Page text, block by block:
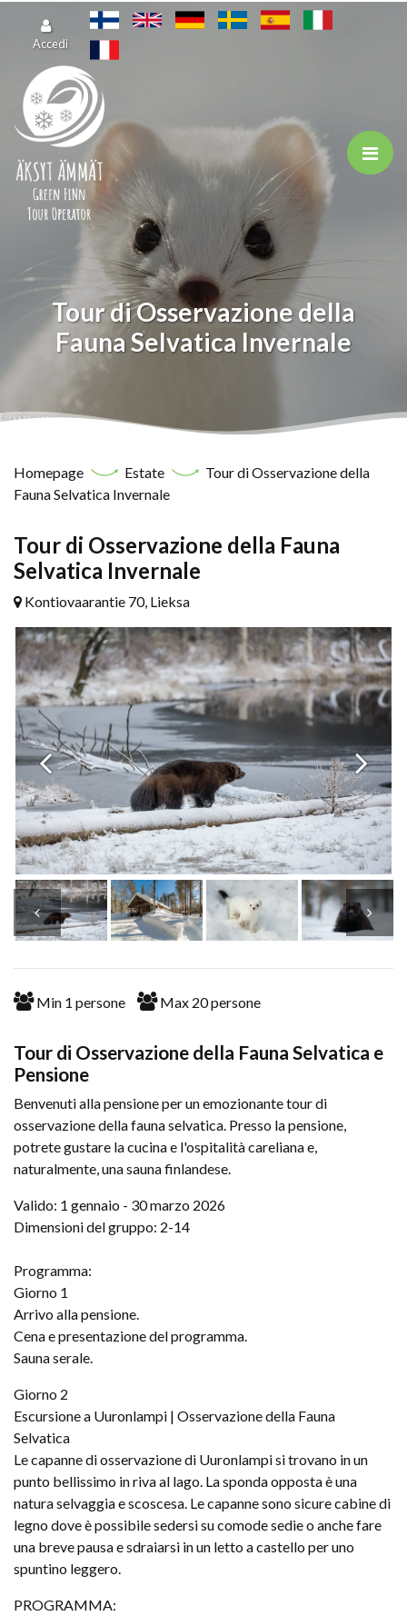
Vai al contenuto principale
Accedi
Tour di Osservazione della
Fauna Selvatica Invernale
Homepage Estate
Tour di Osservazione della
Fauna Selvatica Invernale
Tour di Osservazione della Fauna
Selvatica Invernale
Kontiovaarantie 70, Lieksa
Min 1 persone Max 20persone
Tour di Osservazione della Fauna Selvatica e
Pensione
Benvenuti alla pensione per un emozionante tour di
osservazione della fauna selvatica. Presso la pensione,
potrete gustare la cucina e l'ospitalità careliana e,
naturalmente, una sauna finlandese.
Valido: 1 gennaio - 30 marzo 2026
Dimensioni del gruppo: 2-14
Programma:
Giorno 1
Arrivo alla pensione.
Cena e presentazione del programma.
Sauna serale.
Giorno 2
Escursione a Uuronlampi | Osservazione della Fauna
Selvatica
Le capanne di osservazione di Uuronlampi si trovano in un
punto bellissimo in riva al lago. La sponda opposta è una
natura selvaggia e scoscesa. Le capanne sono sicure cabine di
legno dove è possibile sedersi su comode sedie o anche fare
una breve pausa e sdraiarsi in un letto a castello per uno
spuntino leggero.
PROGRAMMA: